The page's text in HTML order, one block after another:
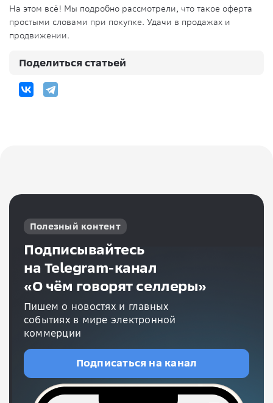
На этом всё! Мы подробно рассмотрели, что такое оферта
простыми словами при покупке. Удачи в продажах и
продвижении.
Поделиться статьей
Полезный контент
Подписывайтесь
на Telegram-канал
«О чём говорят селлеры»
Пишем о новостях и главных
событиях в мире электронной
коммерции
Подписаться на канал